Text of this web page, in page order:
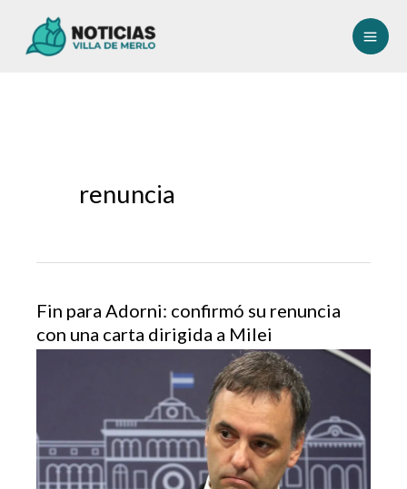
renuncia
Fin para Adorni: confirmó su renuncia
con una carta dirigida a Milei